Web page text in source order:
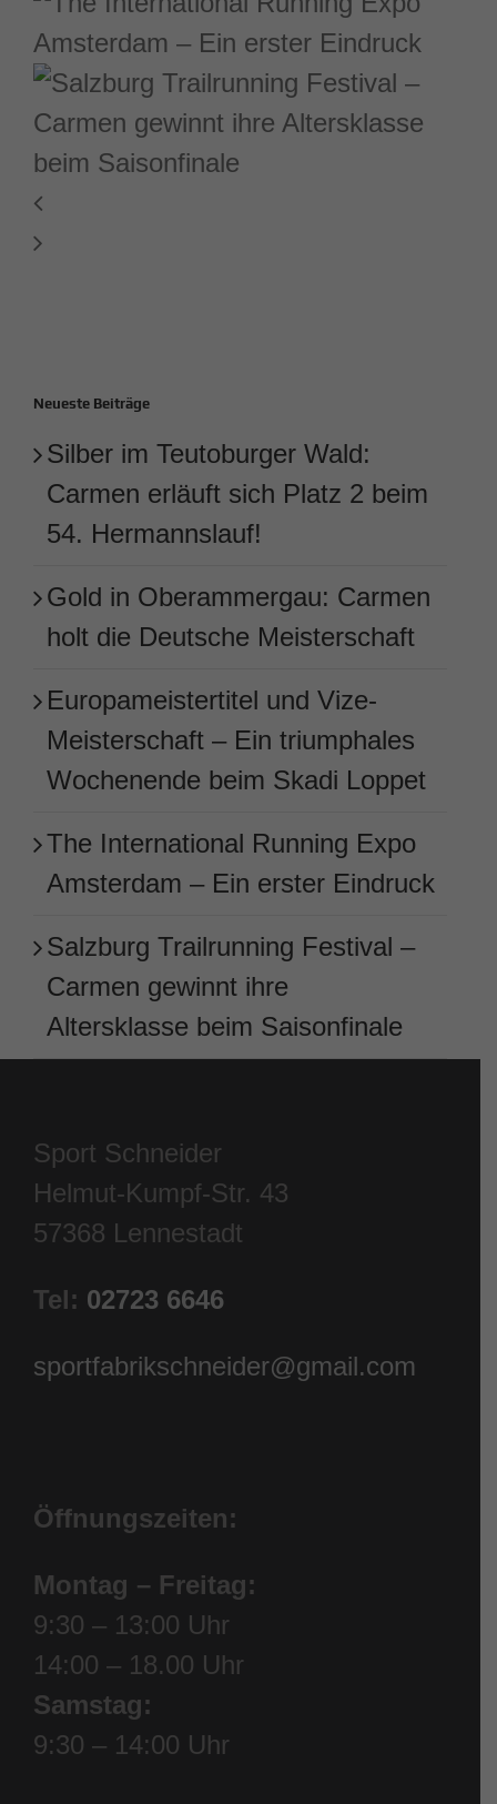
Neueste Beiträge
Silber im Teutoburger Wald:
Carmen erläuft sich Platz 2 beim
54. Hermannslauf!
Gold in Oberammergau: Carmen
holt die Deutsche Meisterschaft
Europameistertitel und Vize-
Meisterschaft – Ein triumphales
Wochenende beim Skadi Loppet
The International Running Expo
Amsterdam – Ein erster Eindruck
Salzburg Trailrunning Festival –
Carmen gewinnt ihre
Altersklasse beim Saisonfinale
Sport Schneider
Helmut-Kumpf-Str. 43
57368 Lennestadt
Tel: 02723 6646
sportfabrikschneider@gmail.com
Öffnungszeiten:
Montag – Freitag:
9:30 – 13:00 Uhr
14:00 – 18.00 Uhr
Samstag:
9:30 – 14:00 Uhr